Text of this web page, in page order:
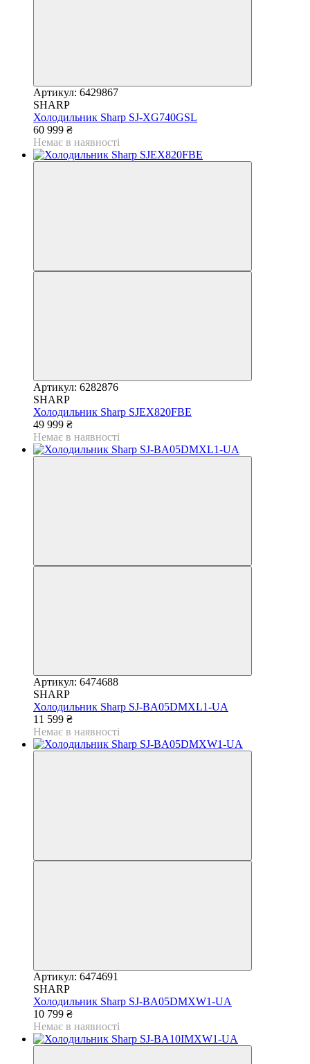
Артикул: 6429867
SHARP
Холодильник Sharp SJ-XG740GSL
60 999 ₴
Немає в наявності
Артикул: 6282876
SHARP
Холодильник Sharp SJEX820FBE
49 999 ₴
Немає в наявності
Артикул: 6474688
SHARP
Холодильник Sharp SJ-BA05DMXL1-UA
11 599 ₴
Немає в наявності
Артикул: 6474691
SHARP
Холодильник Sharp SJ-BA05DMXW1-UA
10 799 ₴
Немає в наявності